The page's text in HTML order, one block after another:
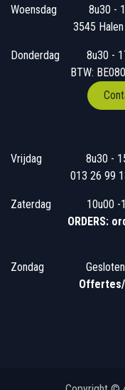
Woensdag
3545 Halen
Donderdag
BTW:
Vrijdag
013 26 99
Zaterdag
ORDERS:
Zondag
​​Gesloten